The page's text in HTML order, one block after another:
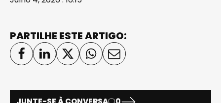
PARTILHE ESTE ARTIGO: